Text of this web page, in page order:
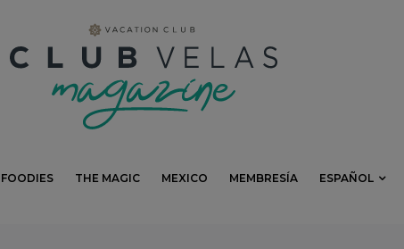
FOODIES THE MAGIC MEXICO MEMBRESÍA ESPAÑOL